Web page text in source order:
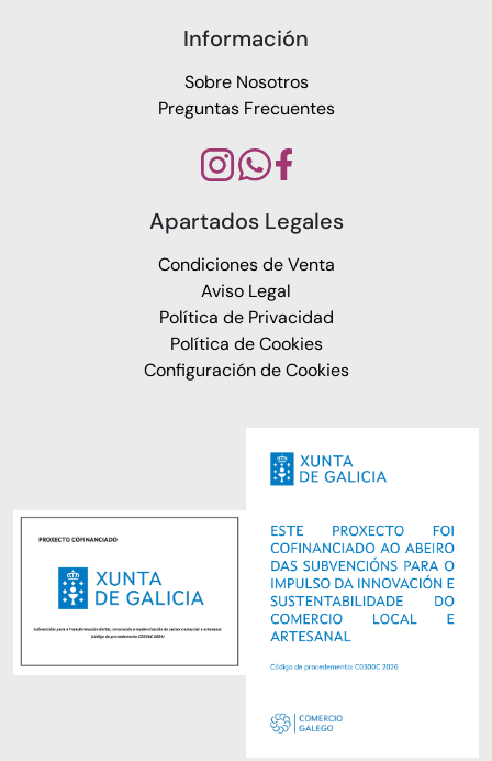
Información
Sobre Nosotros
Preguntas Frecuentes
Apartados Legales
Condiciones de Venta
Aviso Legal
Política de Privacidad
Política de Cookies
Configuración de Cookies